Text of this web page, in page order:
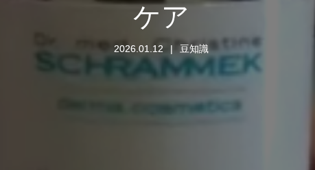
ケア
2026.01.12 豆知識